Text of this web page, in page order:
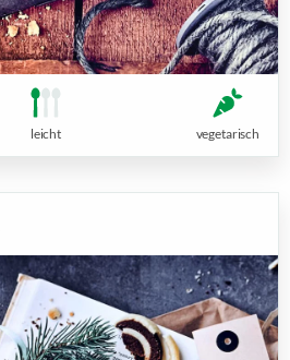
leicht vegetarisch